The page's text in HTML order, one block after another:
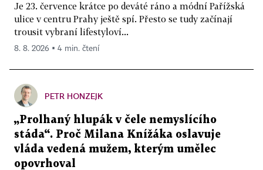
Je 23. července krátce po deváté ráno a módní Pařížská
ulice v centru Prahy ještě spí. Přesto se tudy začínají
trousit vybraní lifestyloví...
8. 8. 2026 ▪ 4 min. čtení
PETR HONZEJK
„Prolhaný hlupák v čele nemyslícího
stáda“. Proč Milana Knížáka oslavuje
vláda vedená mužem, kterým umělec
opovrhoval